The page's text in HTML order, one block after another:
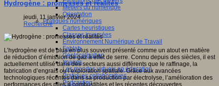
Métiers du numérique
Orientation
Pratiques numériques
Cartes heuristiques
Classes inversées
Environnement Numérique de Travail
Fablab
Géolocalisation
Images
Les mondes virtuels en éducation
Pratiques collaboratives
Podcasting
Hydrogène : promesses et réalités
jeudi, 11 janvier 2024
Recherche
L’hydrogène est de plus en plus souvent présenté comme un atout en matière
de réduction d’émission de gaz à effet de serre. Connu depuis des siècles, il est
actuellement utilisé dans des secteurs aussi différents que le raffinage, la
fabrication d’engrais ou l’exploration spatiale. Grâce aux avancées
technologiques récentes dans sa production par électrolyse, l’amélioration des